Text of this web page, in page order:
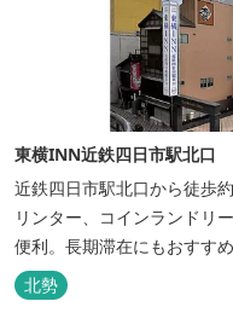
東横INN近鉄四日市駅北口
近鉄四日市駅北口から徒歩
リンター、コインランドリ
便利。長期滞在にもおすすめ
北勢